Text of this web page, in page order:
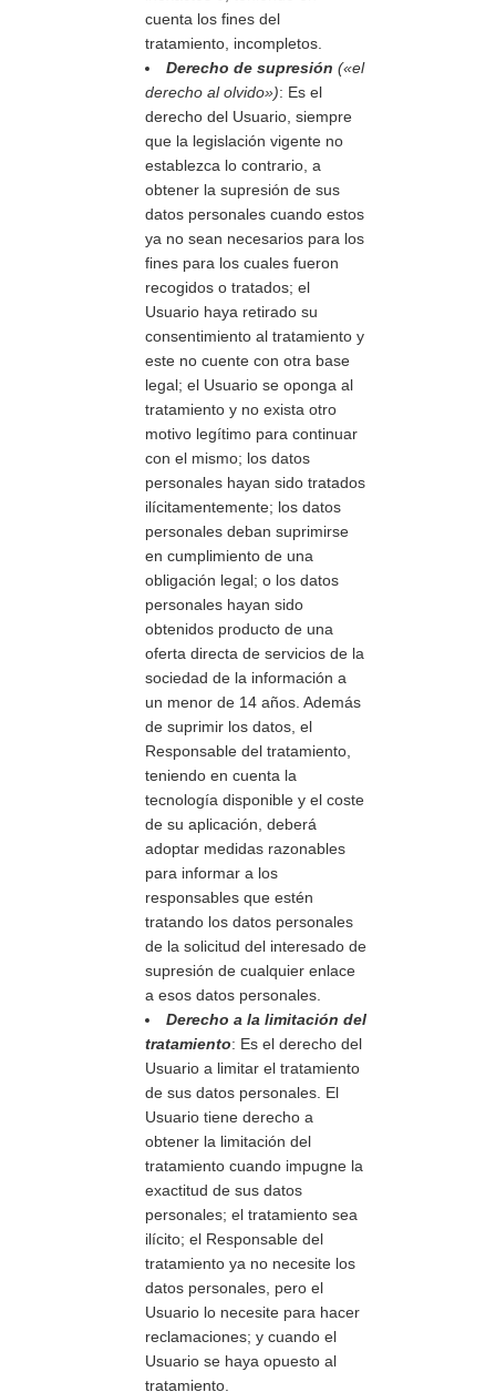
cuenta los fines del
tratamiento, incompletos.
Derecho de supresión («el
derecho al olvido»): Es el
derecho del Usuario, siempre
que la legislación vigente no
establezca lo contrario, a
obtener la supresión de sus
datos personales cuando estos
ya no sean necesarios para los
fines para los cuales fueron
recogidos o tratados; el
Usuario haya retirado su
consentimiento al tratamiento y
este no cuente con otra base
legal; el Usuario se oponga al
tratamiento y no exista otro
motivo legítimo para continuar
con el mismo; los datos
personales hayan sido tratados
ilícitamentemente; los datos
personales deban suprimirse
en cumplimiento de una
obligación legal; o los datos
personales hayan sido
obtenidos producto de una
oferta directa de servicios de la
sociedad de la información a
un menor de 14 años. Además
de suprimir los datos, el
Responsable del tratamiento,
teniendo en cuenta la
tecnología disponible y el coste
de su aplicación, deberá
adoptar medidas razonables
para informar a los
responsables que estén
tratando los datos personales
de la solicitud del interesado de
supresión de cualquier enlace
a esos datos personales.
Derecho a la limitación del
tratamiento: Es el derecho del
Usuario a limitar el tratamiento
de sus datos personales. El
Usuario tiene derecho a
obtener la limitación del
tratamiento cuando impugne la
exactitud de sus datos
personales; el tratamiento sea
ilícito; el Responsable del
tratamiento ya no necesite los
datos personales, pero el
Usuario lo necesite para hacer
reclamaciones; y cuando el
Usuario se haya opuesto al
tratamiento.